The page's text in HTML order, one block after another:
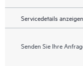
Servicedetails anzeigen
Senden Sie Ihre